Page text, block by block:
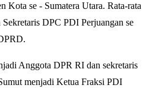
Kota se - Sumatera Utara. Rata-rata
Sekretaris DPC PDI Perjuangan se
Anggota DPR RI dan sekretaris
menjadi Ketua Fraksi PDI